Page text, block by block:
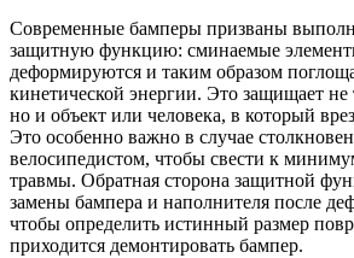
Современные бамперы призваны
защитную функцию: сминаемые
деформируются и таким образом
кинетической энергии. Это защищает не
но и объект или человека, в который
Это особенно важно в случае
велосипедистом, чтобы свести к
травмы. Обратная сторона защитной
замены бампера и наполнителя после
чтобы определить истинный размер
приходится демонтировать бампер.